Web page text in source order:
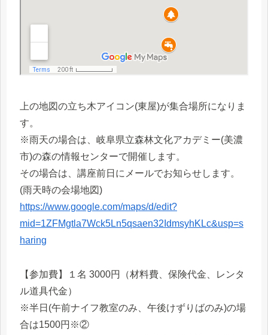
上の地図の立ち木アイコン(東屋)が集合場所になりま
す。
※雨天の場合は、岐阜県立森林文化アカデミー(美濃
市)の森の情報センターで開催します。
その場合は、講座前日にメールでお知らせします。
(雨天時の会場地図)
https://www.google.com/maps/d/edit?
mid=1ZFMgtla7Wck5Ln5qsaen32IdmsyhKLc&usp=s
haring
【参加費】１名 3000円（材料費、保険代金、レンタ
ル道具代金）
※半日(午前ナイフ教室のみ、午後けずりばのみ)の場
合は1500円※②